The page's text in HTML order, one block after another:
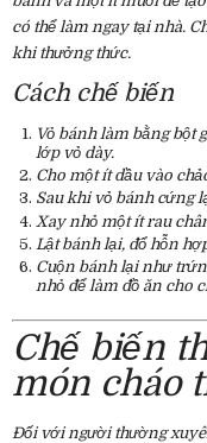
có thể làm ngay tại nhà.
khi thưởng thức.
Cách chế biến
Vỏ bánh làm bằng bột
lớp vỏ dày.
Cho một ít dầu vào
Sau khi vỏ bánh cứng
Xay nhỏ một ít rau
Lật bánh lại, đổ hỗn
Cuộn bánh lại như
nhỏ để làm đồ ăn cho
Chế biến
món cháo
Đối với người thường